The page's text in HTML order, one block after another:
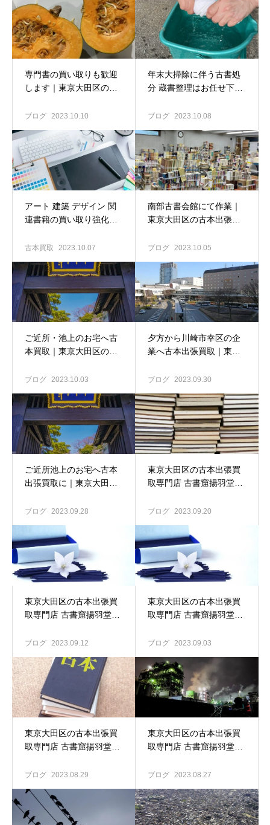
専門書の買い取りも歓迎
します｜東京大田区の古
揚羽堂
ブログ 2023.10.10
年末大掃除に伴う古書処
分 蔵書整理はお任せ下さ
張買取専門店
ブログ 2023.10.08
アート 建築 デザイン 関
連書籍の買い取り強化
出張買取専門店 古書窟揚
古本買取 2023.10.07
南部古書会館にて作業｜
東京大田区の古本出張買
ブログ 2023.10.05
ご近所・池上のお宅へ古
本買取｜東京大田区の古
揚羽堂
ブログ 2023.10.03
夕方から川崎市幸区の企
業へ古本出張買取｜東京
門店 古書窟揚羽堂
ブログ 2023.09.30
ご近所池上のお宅へ古本
出張買取に｜東京大田区
書窟揚羽堂
ブログ 2023.09.28
東京大田区の古本出張買
取専門店 古書窟揚羽堂｜
張ってます!!
ブログ 2023.09.20
東京大田区の古本出張買
取専門店 古書窟揚羽堂｜
も是非ご相談ください。
ブログ 2023.09.12
東京大田区の古本出張買
取専門店 古書窟揚羽堂｜
も歓迎します！
ブログ 2023.09.03
東京大田区の古本出張買
取専門店 古書窟揚羽堂｜
まいります
ブログ 2023.08.29
東京大田区の古本出張買
取専門店 古書窟揚羽堂｜
ブログ 2023.08.27